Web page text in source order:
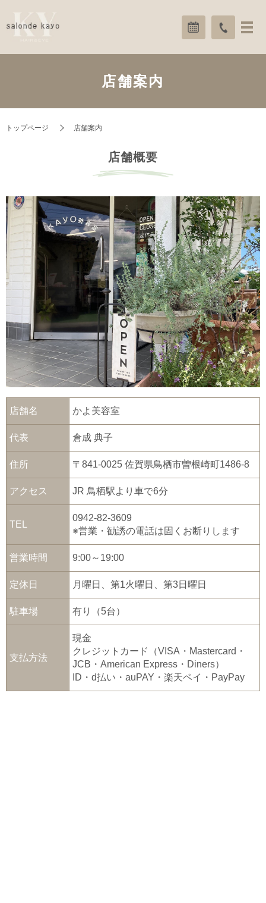
店舗案内
トップページ 店舗案内
店舗概要
店舗名 かよ美容室
代表 倉成 典子
住所 〒841-0025 佐賀県鳥栖市曽根崎町1486-8
アクセス JR 鳥栖駅より車で6分
TEL
0942-82-3609
※営業・勧誘の電話は固くお断りします
営業時間 9:00～19:00
定休日 月曜日、第1火曜日、第3日曜日
駐車場 有り（5台）
支払方法
現金
クレジットカード（VISA・Mastercard・
JCB・American Express・Diners）
ID・d払い・auPAY・楽天ペイ・PayPay